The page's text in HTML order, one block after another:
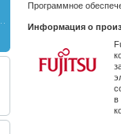
Программное
Информация о
в